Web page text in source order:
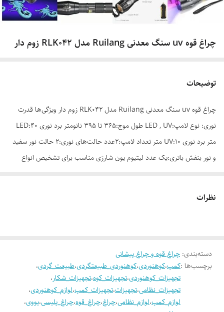
چراغ قوه uv سنگ معدنی Ruilang مدل RLK042 زوم دار
توضیحات
چراغ قوه uv سنگ معدنی Ruilang مدل RLK042 زوم دار ویژگی‌ها قدرت
نوری: نوع لامپ:LED , UV طول موج:365 تا 395 نانومتر برد نوری LED:40
متر برد نوری UV:10 متر تعداد لامپ:2عدد حالت‌های نوری:2 حالت نور سفید
و نور بنفش باتری:یک عدد لیتیوم یون شارژی مناسب برای تشخیص انواع
#چراغ_قوه#چراغ_پلیسی#یووی
نظرات
دسته‌بندی: چراغ قوه و چراغ پیشانی
برچسب‌ها :کمپ،کوهنوردی،کوهنوردی_طبیعتگردی،طبیعت_گردی،
تجهیزات_کوهنوردی،تجهیزات_کوه،تجهیزات_شکار،
تجهیزات_نظامی،تجهیزات،تجهیزات_کمپ،لوازم_کوهنوردی،
لوازم_کمپ،لوازم_نظامی،چراغ،چراغ_قوه،چراغ_پلیسی،یووی،